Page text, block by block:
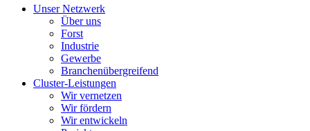
Unser Netzwerk
Über uns
Forst
Industrie
Gewerbe
Branchenübergreifend
Cluster-Leistungen
Wir vernetzen
Wir fördern
Wir entwickeln